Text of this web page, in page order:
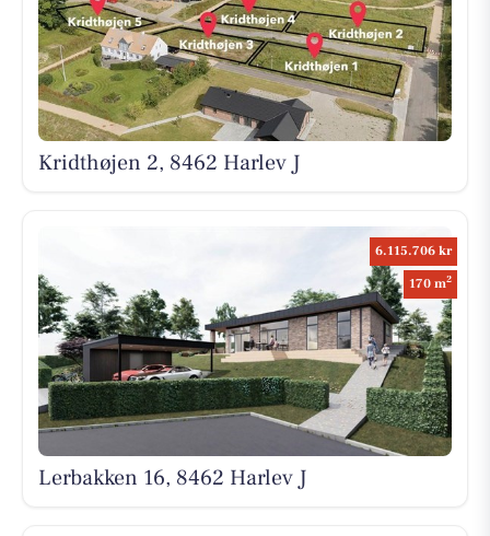
Kridthøjen 2, 8462 Harlev J
6.115.706 kr
170 m2
Lerbakken 16, 8462 Harlev J